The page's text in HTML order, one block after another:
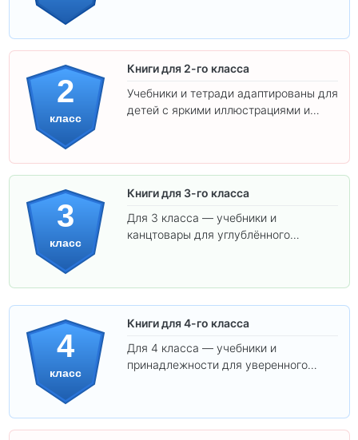
2
класс
Книги для 2-го класса
Учебники и тетради адаптированы для
детей с яркими иллюстрациями и
3
класс
Книги для 3-го класса
Для 3 класса — учебники и
канцтовары для углублённого
4
класс
Книги для 4-го класса
Для 4 класса — учебники и
принадлежности для уверенного